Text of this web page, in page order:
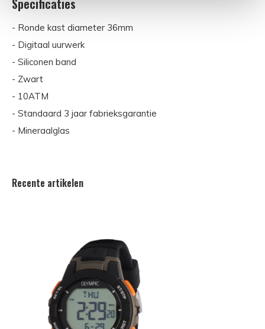
- Ronde kast diameter 36mm
- Digitaal uurwerk
- Siliconen band
- Zwart
- 10ATM
- Standaard 3 jaar fabrieksgarantie
- Mineraalglas
Recente artikelen